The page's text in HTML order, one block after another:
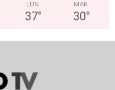
LUN
37°
MAR
30°